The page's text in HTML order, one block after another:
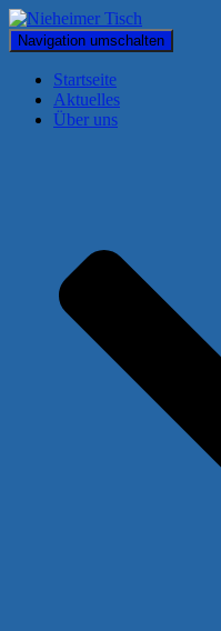
Navigation umschalten
Startseite
Aktuelles
Über uns